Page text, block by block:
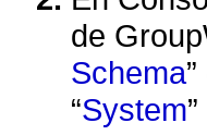
de
Schema
System